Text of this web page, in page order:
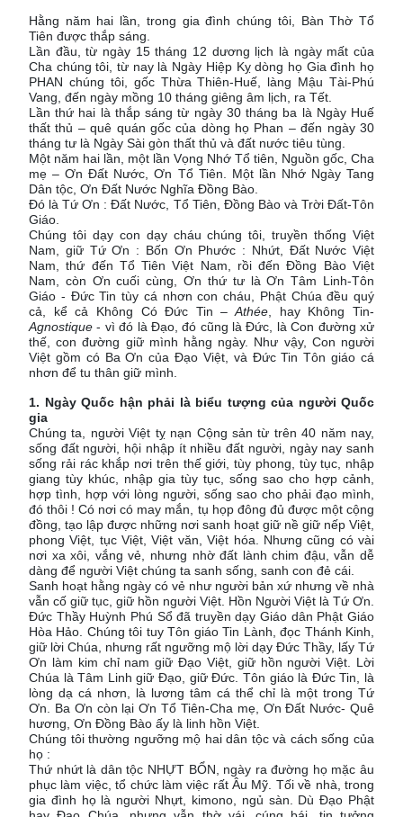
Hằng năm hai lần, trong gia đình chúng tôi, Bàn Thờ Tổ
Tiên được thắp sáng.
Lần đầu, từ ngày 15 tháng 12 dương lịch là ngày mất của
Cha chúng tôi, từ nay là Ngày Hiệp Kỵ dòng họ Gia đình họ
PHAN chúng tôi, gốc Thừa Thiên-Huế, làng Mậu Tài-Phú
Vang, đến ngày mồng 10 tháng giêng âm lịch, ra Tết.
Lần thứ hai là thắp sáng từ ngày 30 tháng ba là Ngày Huế
thất thủ – quê quán gốc của dòng họ Phan – đến ngày 30
tháng tư là Ngày Sài gòn thất thủ và đất nước tiêu tùng.
Một năm hai lần, một lần Vọng Nhớ Tổ tiên, Nguồn gốc, Cha
mẹ – Ơn Đất Nước, Ơn Tổ Tiên. Một lần Nhớ Ngày Tang
Dân tộc, Ơn Đất Nước Nghĩa Đồng Bào.
Đó là Tứ Ơn : Đất Nước, Tổ Tiên, Đồng Bào và Trời Đất-Tôn
Giáo.
Chúng tôi dạy con dạy cháu chúng tôi, truyền thống Việt
Nam, giữ Tứ Ơn : Bốn Ơn Phước : Nhứt, Đất Nước Việt
Nam, thứ đến Tổ Tiên Việt Nam, rồi đến Đồng Bào Việt
Nam, còn Ơn cuối cùng, Ơn thứ tư là Ơn Tâm Linh-Tôn
Giáo - Đức Tin tùy cá nhơn con cháu, Phật Chúa đều quý
cả, kể cả Không Có Đức Tin– Athée , hay Không Tin-
Agnostique - vì đó là Đạo, đó cũng là Đức, là Con đường xử
thế, con đường giữ mình hằng ngày. Như vậy, Con người
Việt gồm có Ba Ơn của Đạo Việt, và Đức Tin Tôn giáo cá
nhơn để tu thân giữ mình.
1. Ngày Quốc hận phải là biểu tượng của người Quốc
gia
Chúng ta, người Việt tỵ nạn Cộng sản từ trên 40 năm nay,
sống đất người, hội nhập ít nhiều đất người, ngày nay sanh
sống rải rác khắp nơi trên thế giới, tùy phong, tùy tục, nhập
giang tùy khúc, nhập gia tùy tục, sống sao cho hợp cảnh,
hợp tình, hợp với lòng người, sống sao cho phải đạo mình,
đó thôi ! Có nơi có may mắn, tụ họp đông đủ được một cộng
đồng, tạo lập được những nơi sanh hoạt giữ nề giữ nếp Việt,
phong Việt, tục Việt, Việt văn, Việt hóa. Nhưng cũng có vài
nơi xa xôi, vắng vẻ, nhưng nhờ đất lành chim đậu, vẫn dễ
dàng để người Việt chúng ta sanh sống, sanh con đẻ cái.
Sanh hoạt hằng ngày có vẻ như người bản xứ nhưng về nhà
vẫn cố giữ tục, giữ hồn người Việt. Hồn Người Việt là Tứ Ơn.
Đức Thầy Huỳnh Phú Sổ đã truyền dạy Giáo dân Phật Giáo
Hòa Hảo. Chúng tôi tuy Tôn giáo Tin Lành, đọc Thánh Kinh,
giữ lời Chúa, nhưng rất ngưỡng mộ lời dạy Đức Thầy, lấy Tứ
Ơn làm kim chỉ nam giữ Đạo Việt, giữ hồn người Việt. Lời
Chúa là Tâm Linh giữ Đạo, giữ Đức. Tôn giáo là Đức Tin, là
lòng dạ cá nhơn, là lương tâm cá thể chỉ là một trong Tứ
Ơn. Ba Ơn còn lại Ơn Tổ Tiên-Cha mẹ, Ơn Đất Nước- Quê
hương, Ơn Đồng Bào ấy là linh hồn Việt.
Chúng tôi thường ngưỡng mộ hai dân tộc và cách sống của
họ :
Thứ nhứt là dân tộc NHỰT BỔN, ngày ra đường họ mặc âu
phục làm việc, tổ chức làm việc rất Âu Mỹ. Tối về nhà, trong
gia đình họ là người Nhựt, kimono, ngủ sàn. Dù Đạo Phật